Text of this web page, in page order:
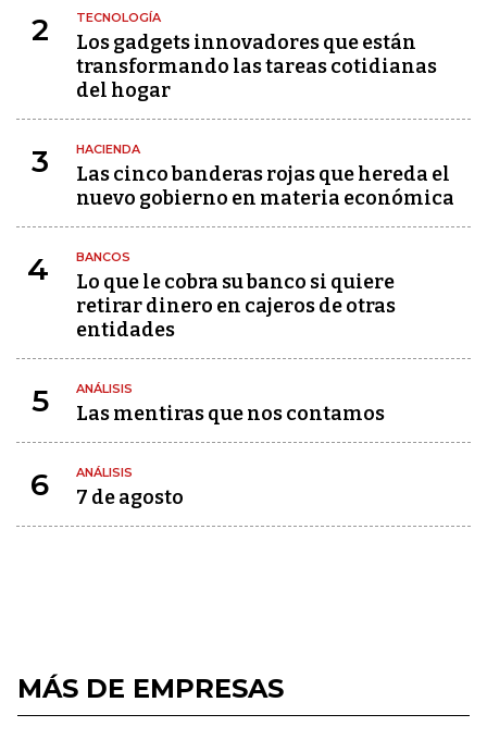
2 TECNOLOGÍA
Los gadgets innovadores que están
transformando las tareas cotidianas
del hogar
3 HACIENDA
Las cinco banderas rojas que hereda el
nuevo gobierno en materia económica
4 BANCOS
Lo que le cobra su banco si quiere
retirar dinero en cajeros de otras
entidades
5 ANÁLISIS
Las mentiras que nos contamos
6 ANÁLISIS
7 de agosto
MÁS DE EMPRESAS